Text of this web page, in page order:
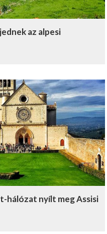
az alpesi
hálózat nyílt meg Assisi